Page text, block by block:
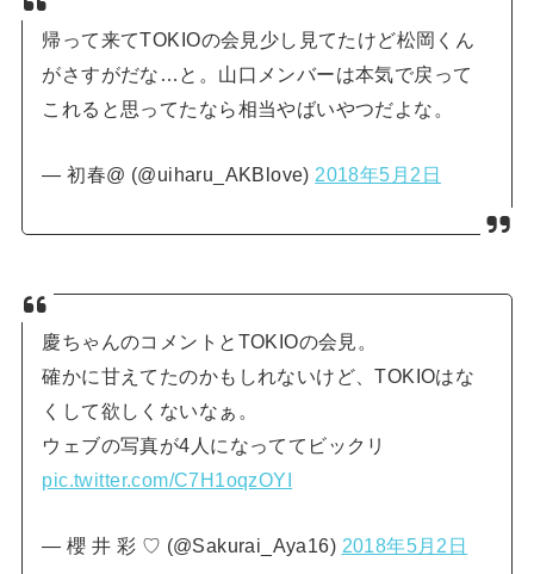
帰って来てTOKIOの会見少し見てたけど松岡くん
がさすがだな…と。山口メンバーは本気で戻って
これると思ってたなら相当やばいやつだよな。
— 初春@ (@uiharu_AKBlove) 2018年5月2日
慶ちゃんのコメントとTOKIOの会見。
確かに甘えてたのかもしれないけど、TOKIOはな
くして欲しくないなぁ。
ウェブの写真が4人になっててビックリ
pic.twitter.com/C7H1oqzOYI
— 櫻 井 彩 ♡ (@Sakurai_Aya16) 2018年5月2日